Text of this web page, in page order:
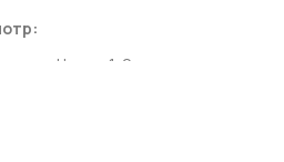
Через 1-2 недели